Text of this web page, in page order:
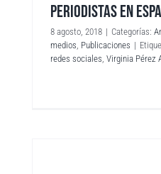
PERIODISTAS EN
8 agosto, 2018 | Categorías:
medios Publicaciones |
redes sociales ,Virginia Pérez